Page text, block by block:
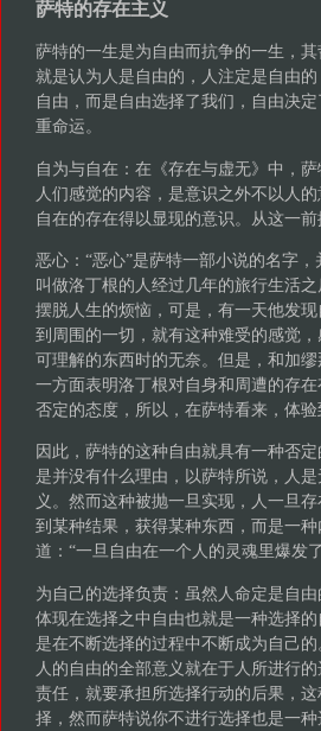
萨特的存在主义
萨特的一生是为自由而抗争的一生，
就是认为人是自由的，人注定是自由
自由，而是自由选择了我们，自由决
重命运。
自为与自在：在《存在与虚无》中，
人们感觉的内容，是意识之外不以人
自在的存在得以显现的意识。从这一
恶心：“恶心”是萨特一部小说的名字
叫做洛丁根的人经过几年的旅行生活
摆脱人生的烦恼，可是，有一天他发
到周围的一切，就有这种难受的感觉
可理解的东西时的无奈。但是，和加
一方面表明洛丁根对自身和周遭的存
否定的态度，所以，在萨特看来，体
因此，萨特的这种自由就具有一种否
是并没有什么理由，以萨特所说，人
义。然而这种被抛一旦实现，人一旦
到某种结果，获得某种东西，而是一
道：“一旦自由在一个人的灵魂里爆发
为自己的选择负责：虽然人命定是自
体现在选择之中自由也就是一种选择
是在不断选择的过程中不断成为自己
人的自由的全部意义就在于人所进行
责任，就要承担所选择行动的后果，
择，然而萨特说你不进行选择也是一